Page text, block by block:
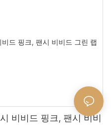
비비드 핑크, 팬시 비비